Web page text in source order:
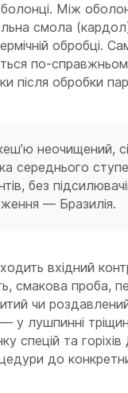
Між
смола
обробці.
по-
після обробки
неочищений,
середнього
без
— Бразилія.
вхідний
смакова проба,
чи
у лушпинні
спецій та
до